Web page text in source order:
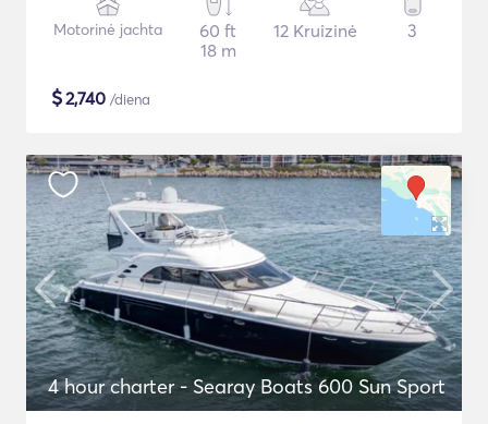
Motorinė jachta
60 ft
18 m
12 Kruizinė 3
$2,740 /diena
4 hour charter - Searay Boats 600 Sun Sport